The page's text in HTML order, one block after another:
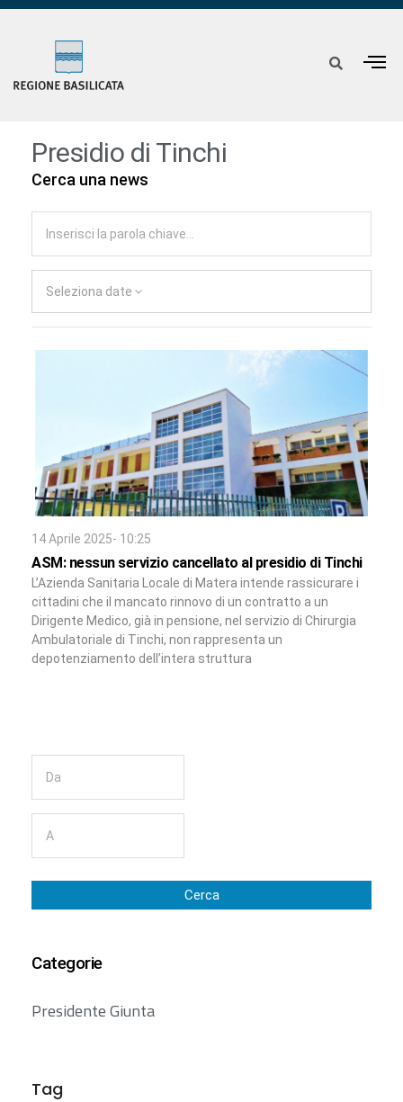
Presidio di Tinchi
Cerca una news
Seleziona date
14 Aprile 2025- 10:25
ASM: nessun servizio cancellato al presidio di Tinchi
L’Azienda Sanitaria Locale di Matera intende rassicurare i
cittadini che il mancato rinnovo di un contratto a un
Dirigente Medico, già in pensione, nel servizio di Chirurgia
Ambulatoriale di Tinchi, non rappresenta un
depotenziamento dell’intera struttura
Cerca
Categorie
Presidente Giunta
Tag